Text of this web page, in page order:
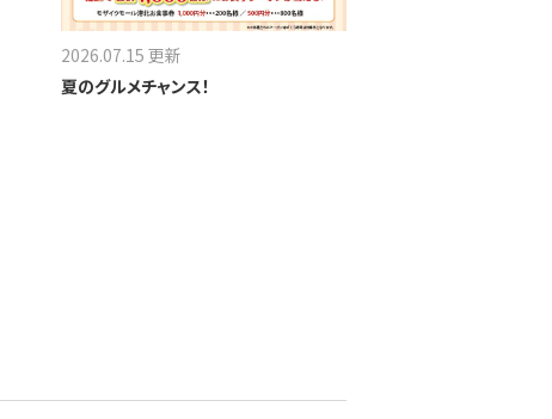
2026.07.15 更新
夏のグルメチャンス！